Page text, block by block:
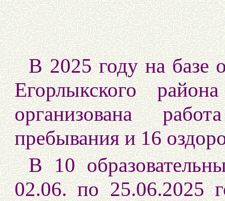
В 2025 году на базе
Егорлыкского
организована
пребывания и 16
В 10
02.06. по 25.06.2025